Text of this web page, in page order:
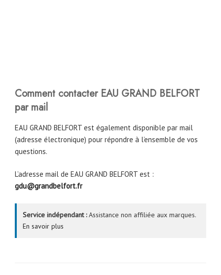
Comment contacter EAU GRAND BELFORT
par mail
EAU GRAND BELFORT est également disponible par mail
(adresse électronique) pour répondre à l’ensemble de vos
questions.
L’adresse mail de EAU GRAND BELFORT est :
gdu@grandbelfort.fr
Service indépendant :Assistance non affiliée aux marques.
En savoir plus